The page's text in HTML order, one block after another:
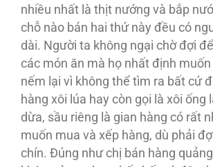
nhiều nhất là thịt nướng và bắp
chỗ nào bán hai thứ này đều có
dài. Người ta không ngại chờ đợi
các món ăn mà họ nhất định
nếm lại vì không thể tìm ra bất cứ
hàng xôi lúa hay còn gọi là xôi ống
dừa, sầu riêng là gian hàng có rất
muốn mua và xếp hàng, dù phải
chín. Ðúng như chị bán hàng